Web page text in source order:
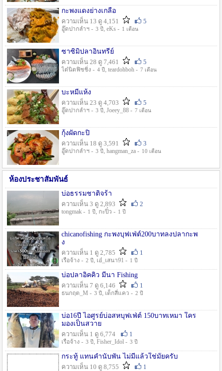
กะพงแดงย่างเกลือ
ความเห็น 13 ดู 4,151
5
อู๊ดปากลำฯ - 3 ปี , eKs - 1 เดือน
ซาซิมิปลาอินทรีย์
ความเห็น 28 ดู 7,461
5
ไต๋นิตฟิชชิ่ง - 4 ปี , teardohboh - 7 เดือน
บะหมี่แห้ง
ความเห็น 23 ดู 4,703
5
อู๊ดปากลำฯ - 3 ปี , Joeey_88 - 7 เดือน
กุ้งผัดกะปิ
ความเห็น 18 ดู 3,591
3
อู๊ดปากลำฯ - 3 ปี , hangman_za - 10 เดือน
ห้องประชาสัมพันธ์
บ่อธรรมชาติจร้า
ความเห็น 3 ดู 2,893
2
tongmak - 1 ปี , กะปิ๋ว - 1 ปี
chicanofishing กะพงบุฟเฟ่ต์200บาทลงปลากะพ
ง
ความเห็น 1 ดู 2,785
1
เรือจ้าง - 2 ปี , เอ๋_เสนา91 - 1 ปี
บ่อปลาอิคคิว มีนา Fishing
ความเห็น 7 ดู 6,146
1
ธนกฤต_M - 3 ปี , เด็กสี่แคว - 2 ปี
บ่อ16ปี ไอศูรย์บ่อสหบุฟเฟ่ต์ 150บาทเหมา ใคร
มองเป็นสวาย
ความเห็น 1 ดู 6,774
1
เรือจ้าง - 3 ปี , Fisher_Idol - 3 ปี
กระทู้ แทนคำนับพัน ไม่มีแล้วใช่มั๊ยครับ
ความเห็น 10 ดู 8,755
1